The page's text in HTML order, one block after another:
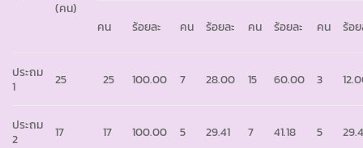
(คน)
คน ร้อยละ คน ร้อยละ คน ร้อยละ คน ร้อ
ประถม
1
25 25 100.00 7 28.00 15 60.00 3
ประถม
2
17 17 100.00 5 29.41 7 41.18 5